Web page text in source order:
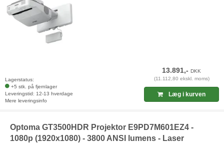
Lagerstatus:
+5 stk. på fjernlager
Leveringstid: 12-13 hverdage
Mere leveringsinfo
13.891,-DKK
(11.112,80 ekskl. moms)
Læg i kurven
Optoma GT3500HDR Projektor E9PD7M601EZ4 -
1080p (1920x1080) - 3800 ANSI lumens - Laser